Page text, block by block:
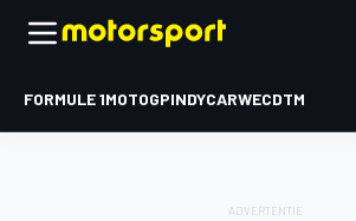
FORMULE 1MOTOGPINDYCARWECDTM